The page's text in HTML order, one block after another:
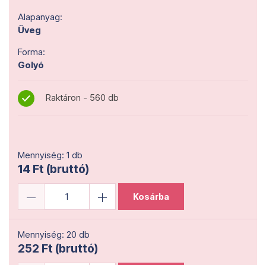
Alapanyag:
Üveg
Forma:
Golyó
Raktáron - 560 db
Mennyiség: 1 db
14 Ft (bruttó)
Kosárba
Mennyiség: 20 db
252 Ft (bruttó)